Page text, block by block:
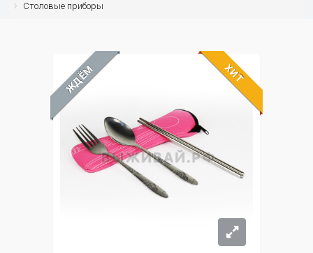
Столовые приборы
ЖДЁМ ХИТ